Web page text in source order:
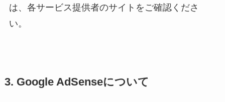
は、各サービス提供者のサイトをご確認くださ
い。
3. Google AdSenseについて